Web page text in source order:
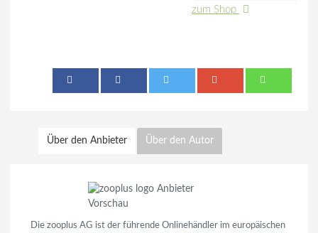
zum Shop
Über den Anbieter Über den Autor
Die zooplus AG ist der führende Onlinehändler im europäischen